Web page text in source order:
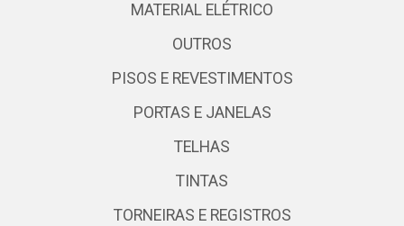
MATERIAL ELÉTRICO
OUTROS
PISOS E REVESTIMENTOS
PORTAS E JANELAS
TELHAS
TINTAS
TORNEIRAS E REGISTROS